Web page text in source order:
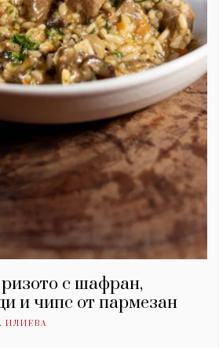
с шафран,
и чипс от пармезан
ИЛИЕВА